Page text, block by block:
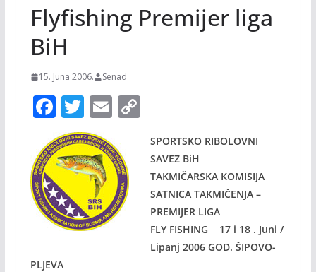
Flyfishing Premijer liga
BiH
15. Juna 2006. Senad
F
ac
e
b
o
o
T
w
itt
er
E
ai
l
C
p
y
Li
n
k
SPORTSKO RIBOLOVNI
SAVEZ BiH
TAKMIČARSKA KOMISIJA
SATNICA TAKMIČENJA –
PREMIJER LIGA
FLY FISHING 17 i 18 . Juni /
Lipanj 2006 GOD. ŠIPOVO-
PLJEVA